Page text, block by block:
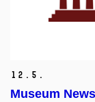
12. 5.
Museum